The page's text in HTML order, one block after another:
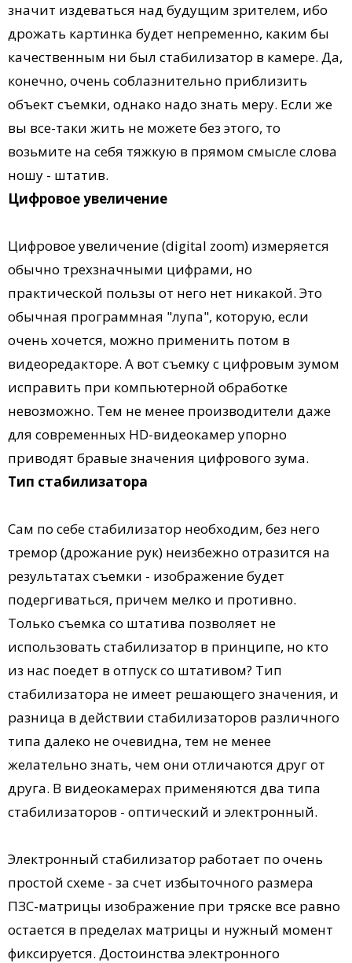
значит издеваться над будущим зрителем, ибо
дрожать картинка будет непременно, каким бы
качественным ни был стабилизатор в камере. Да,
конечно, очень соблазнительно приблизить
объект съемки, однако надо знать меру. Если же
вы все-таки жить не можете без этого, то
возьмите на себя тяжкую в прямом смысле слова
ношу - штатив.
Цифровое увеличение
Цифровое увеличение (digital zoom) измеряется
обычно трехзначными цифрами, но
практической пользы от него нет никакой. Это
обычная программная "лупа", которую, если
очень хочется, можно применить потом в
видеоредакторе. А вот съемку с цифровым зумом
исправить при компьютерной обработке
невозможно. Тем не менее производители даже
для современных HD-видеокамер упорно
приводят бравые значения цифрового зума.
Тип стабилизатора
Сам по себе стабилизатор необходим, без него
тремор (дрожание рук) неизбежно отразится на
результатах съемки - изображение будет
подергиваться, причем мелко и противно.
Только съемка со штатива позволяет не
использовать стабилизатор в принципе, но кто
из нас поедет в отпуск со штативом? Тип
стабилизатора не имеет решающего значения, и
разница в действии стабилизаторов различного
типа далеко не очевидна, тем не менее
желательно знать, чем они отличаются друг от
друга. В видеокамерах применяются два типа
стабилизаторов - оптический и электронный.
Электронный стабилизатор работает по очень
простой схеме - за счет избыточного размера
ПЗС-матрицы изображение при тряске все равно
остается в пределах матрицы и нужный момент
фиксируется. Достоинства электронного